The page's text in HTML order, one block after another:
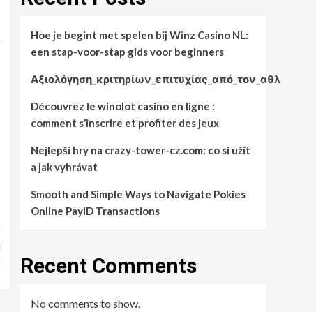
Hoe je begint met spelen bij Winz Casino NL:
een stap-voor-stap gids voor beginners
Αξιολόγηση_κριτηρίων_επιτυχίας_από_τον_αθλ
Découvrez le winolot casino en ligne :
comment s’inscrire et profiter des jeux
Nejlepší hry na crazy-tower-cz.com: co si užít
a jak vyhrávat
Smooth and Simple Ways to Navigate Pokies
Online PayID Transactions
Recent Comments
No comments to show.